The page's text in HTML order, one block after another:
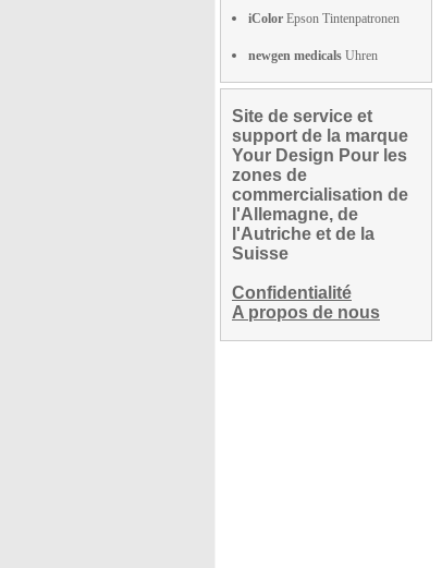
iColor Epson Tintenpatronen
newgen medicals Uhren
Site de service et
support de la marque
Your Design Pour les
zones de
commercialisation de
l'Allemagne, de
l'Autriche et de la
Suisse
Confidentialité
A propos de nous